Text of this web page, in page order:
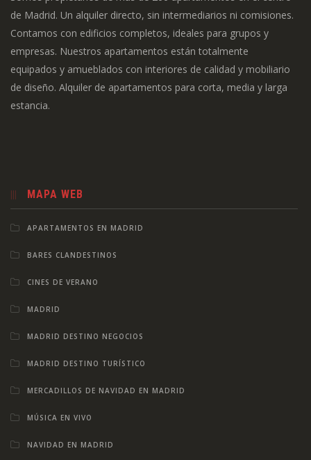
de Madrid. Un alquiler directo, sin intermediarios ni comisiones.
Contamos con edificios completos, ideales para grupos y
empresas. Nuestros apartamentos están totalmente
equipados y amueblados con interiores de calidad y mobiliario
de diseño. Alquiler de apartamentos para corta, media y larga
estancia.
MAPA WEB
APARTAMENTOS EN MADRID
BARES CLANDESTINOS
CINES DE VERANO
MADRID
MADRID DESTINO NEGOCIOS
MADRID DESTINO TURÍSTICO
MERCADILLOS DE NAVIDAD EN MADRID
MÚSICA EN VIVO
NAVIDAD EN MADRID